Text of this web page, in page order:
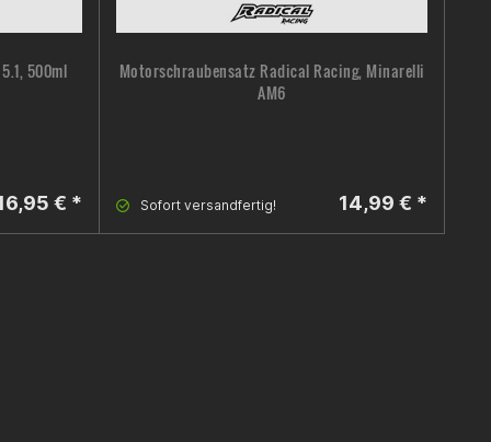
500ml
€ *
Motorschraubensatz Radical Racing, Minarelli
AM6
Sofort versandfertig! 14,99 € *